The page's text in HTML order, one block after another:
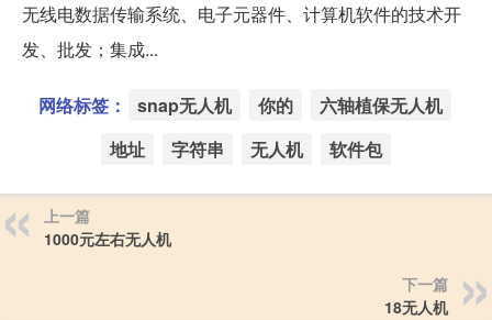
无线电数据传输系统、电子元器件、计算机软件的技术开
发、批发；集成...
网络标签： snap无人机 你的
六轴植保无人机
地址
字符串 无人机 软件包
上一篇
1000元左右无人机
下一篇
18无人机